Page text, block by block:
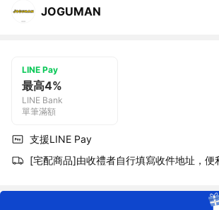
JOGUMAN
LINE Pay
最高4%
LINE Bank
單筆滿額
支援LINE Pay
[宅配商品]由收禮者自行填寫收件地址，便